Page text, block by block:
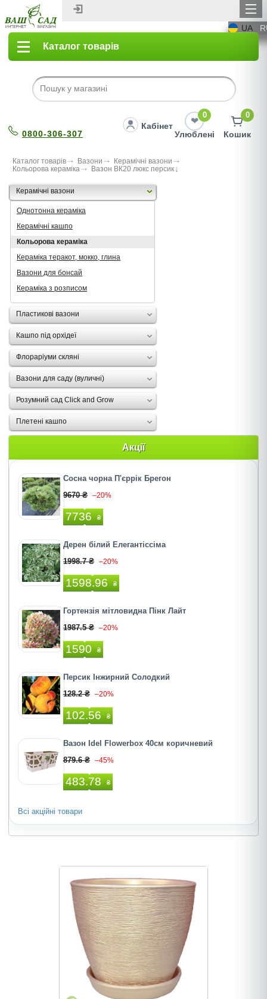
UA
Каталог товарів
0800-306-307
Кабінет
0
Улюблені
0
Кошик
Каталог товарів Вазони
Керамічні вазони
Кольорова кераміка
Вазон ВК20 люкс персик
Керамічні вазони
Однотонна кераміка
Керамічні кашпо
Кольорова кераміка
Кераміка теракот, мокко, глина
Вазони для бонсай
Кераміка з розписом
Пластикові вазони
Кашпо під орхідеї
Флораріуми скляні
Вазони для саду (вуличні)
Розумний сад Click and Grow
Плетені кашпо
Акції
Сосна чорна П'єррік Брегон
9670 ₴ –20%
7736 ₴
Дерен білий Елегантіссіма
1998.7 ₴ –20%
1598.96 ₴
Гортензія мітловидна Пiнк Лайт
1987.5 ₴ –20%
1590 ₴
Персик Інжирний Солодкий
128.2 ₴ –20%
102.56 ₴
Вазон Idel Flowerbox 40см коричневий
879.6 ₴ –45%
483.78 ₴
Всі акційні товари